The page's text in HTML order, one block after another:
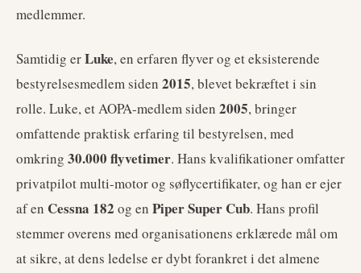
medlemmer.
Samtidig erLuke, en erfaren flyver og et eksisterende
bestyrelsesmedlem siden 2015, blevet bekræftet i sin
rolle. Luke, et AOPA-medlem siden 2005, bringer
omfattende praktisk erfaring til bestyrelsen, med
omkring 30.000 flyvetimer. Hans kvalifikationer omfatter
privatpilot multi-motor og søflycertifikater, og han er ejer
af en Cessna 182 og en Piper Super Cub. Hans profil
stemmer overens med organisationens erklærede mål om
at sikre, at dens ledelse er dybt forankret i det almene